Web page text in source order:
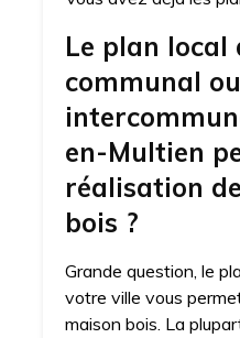
Le plan local
communal ou
en-Multien
réalisation
bois ?
Grande question, le
votre ville vous
maison bois. La